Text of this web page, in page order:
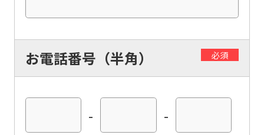
お電話番号（半角） 必須
- -